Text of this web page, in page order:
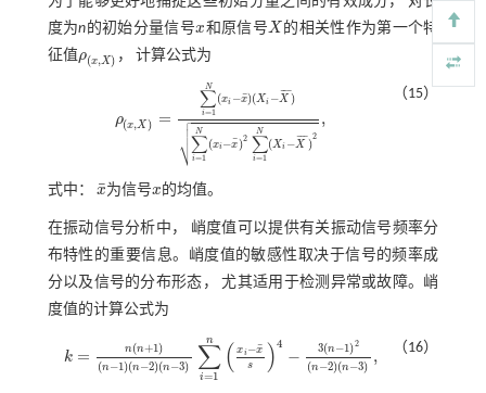
度为n 的初始分量信号x
x 和原信号X
X 的相关性作为第一个特
征值ρ(x,X)
ρ(x, X) ， 计算公式为
ρ(x,X ) =
∑
i=1
N
(xi −x
¯)(Xi −X
¯¯
¯ )
∑
i=1
N
(xi−x
¯)2 ∑
i=1
N
( Xi − X
¯¯
¯ )2

⎷

,
ρ(x, X)= ∑i= 1N(xi-x¯)(Xi-X¯)∑i=1N(xi-x
（15）
式中： x
¯
x¯为信号x
x 的均值。
在振动信号分析中， 峭度值可以提供有关振动信号频率分
布特性的重要信息。峭度值的敏感性取决于信号的频率成
分以及信号的分布形态， 尤其适用于检测异常或故障。峭
度值的计算公式为
k = n(n+1)
(n−1)(n−2)(n−3) ∑
i=1
n ( xi−x
¯
s )4
− 3(n−1)2
(n−2)(n−3) ,
k= n( n+1)(n-1)(n-2)(n-3 ∑ =1n xi-x¯s 4 (n 1)2(n-2)(n-3)
（16）